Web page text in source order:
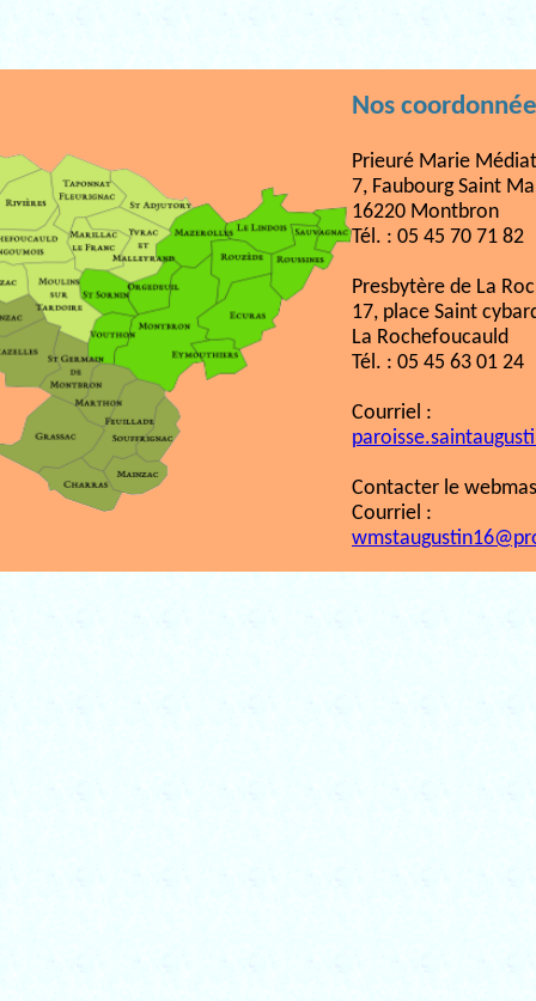
Nos
Prieuré Marie
7, Faubourg Saint
16220 Montbron
Tél. : 05 45 70 71 82
Presbytère de La
17, place Saint
La Rochefoucauld
Tél. : 05 45 63 01 24
Courriel :
Contacter le
Courriel :